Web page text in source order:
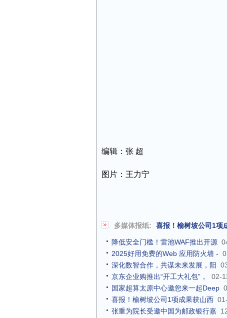
编辑：张 超
图片：王力宁
多媒体报纸: 喜报！榆树坡公司1项
降低安全门槛！雷池WAF推出开源
2025好用免费的Web 应用防火墙 -
深化数智合作，共谋未来发展，阳
京东企业购推出“开工大礼包”，
02-
国家超算太原中心邀您来一起Deep
喜报！榆树坡公司1项成果获山西
张重为院长受邀中国为邮政银行嘉